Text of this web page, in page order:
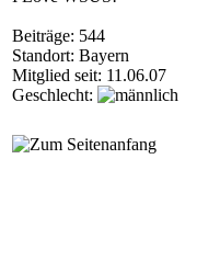
Beiträge: 544
Standort: Bayern
Mitglied seit: 11.06.07
Geschlecht: